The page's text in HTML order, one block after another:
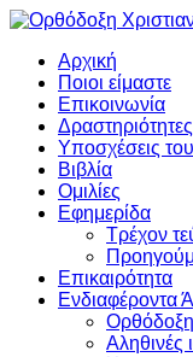
Αρχική
Ποιοι είμαστε
Επικοινωνία
Δραστηριότητες
Υποσχέσεις
Βιβλία
Ομιλίες
Εφημερίδα
Τρέχον
Επικαιρότητα
Ενδιαφέροντα
Αληθινές